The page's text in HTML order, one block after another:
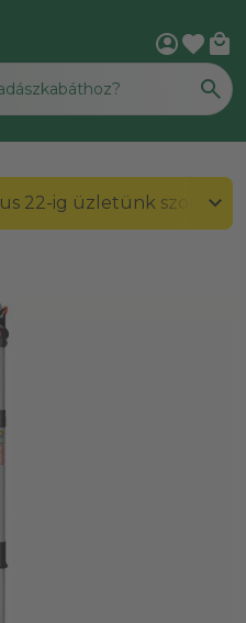
account_circlefavorite local_mall
22-ig üzletünk